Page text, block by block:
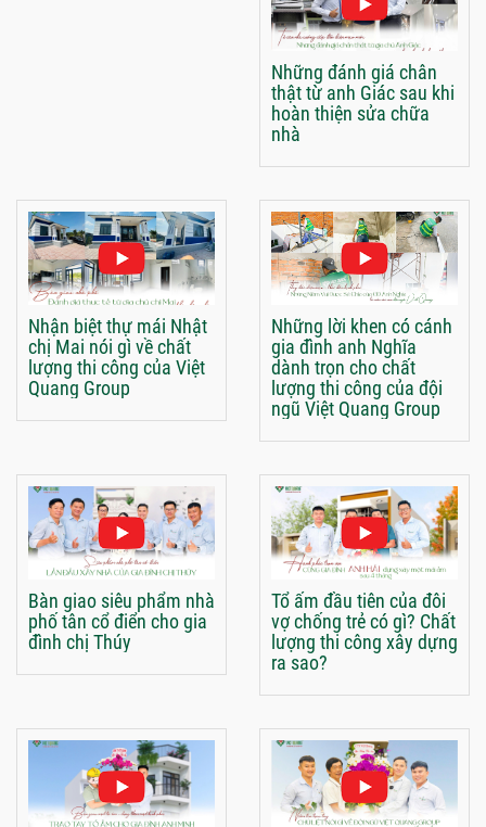
Những đánh giá chân
thật từ anh Giác sau khi
hoàn thiện sửa chữa
nhà
Nhận biệt thự mái Nhật
chị Mai nói gì về chất
lượng thi công của Việt
Quang Group
Những lời khen có cánh
gia đình anh Nghĩa
dành trọn cho chất
lượng thi công của đội
ngũ Việt Quang Group
Bàn giao siêu phẩm nhà
phố tân cổ điển cho gia
đình chị Thúy
Tổ ấm đầu tiên của đôi
vợ chống trẻ có gì? Chất
lượng thi công xây dựng
ra sao?